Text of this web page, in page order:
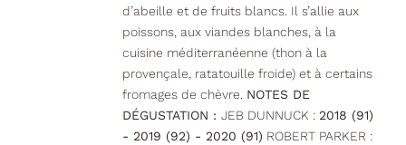
d’abeille et de fruits blancs. Il s’allie aux
poissons, aux viandes blanches, à la
cuisine méditerranéenne (thon à la
provençale, ratatouille froide) et à certains
fromages de chèvre. NOTES DE
DÉGUSTATION : JEB DUNNUCK : 2018 (91)
- 2019 (92) - 2020 (91) ROBERT PARKER :